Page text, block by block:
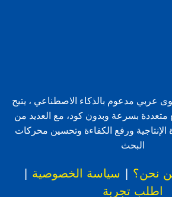
عربي مدعوم بالذكاء الاصطناعي ، يتيح
متعددة بسرعة وبدون كود، مع العديد من
الإنتاجية ورفع الكفاءة وتحسين محركات
البحث
نحن؟ سياسة الخصوصية
اطلب تجربة